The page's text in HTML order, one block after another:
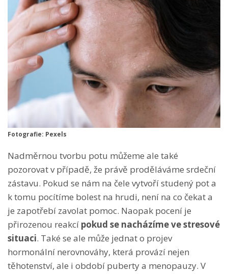
Fotografie: Pexels
Nadměrnou tvorbu potu můžeme ale také
pozorovat v případě, že právě proděláváme srdeční
zástavu. Pokud se nám na čele vytvoří studený pot a
k tomu pocítíme bolest na hrudi, není na co čekat a
je zapotřebí zavolat pomoc. Naopak pocení je
přirozenou reakcí pokud se nacházíme ve stresové
situaci. Také se ale může jednat o projev
hormonální nerovnováhy, která provází nejen
těhotenství, ale i období puberty a menopauzy. V